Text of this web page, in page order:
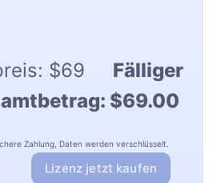
$69
Fälliger
$69.00
Zahlung, Daten werden verschlüsselt.
Lizenz jetzt kaufen